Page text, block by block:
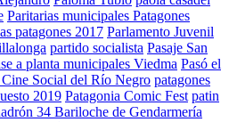
Paritarias municipales Patagones
patagones 2017 Parlamento Juvenil
partido socialista Pasaje San
a planta municipales Viedma Pasó el
Social del Río Negro patagones
2019 Patagonia Comic Fest patin
34 Bariloche de Gendarmería